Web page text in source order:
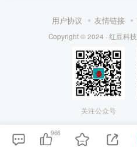
用户协议 友情链接
Copyright © 2024 · 红豆科技
关注公众号
966